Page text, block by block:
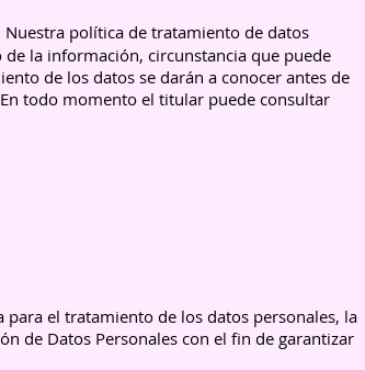
Nuestra política de tratamiento de datos
la información, circunstancia que puede
de los datos se darán a conocer antes de
todo momento el titular puede consultar
el tratamiento de los datos personales, la
de Datos Personales con el fin de garantizar